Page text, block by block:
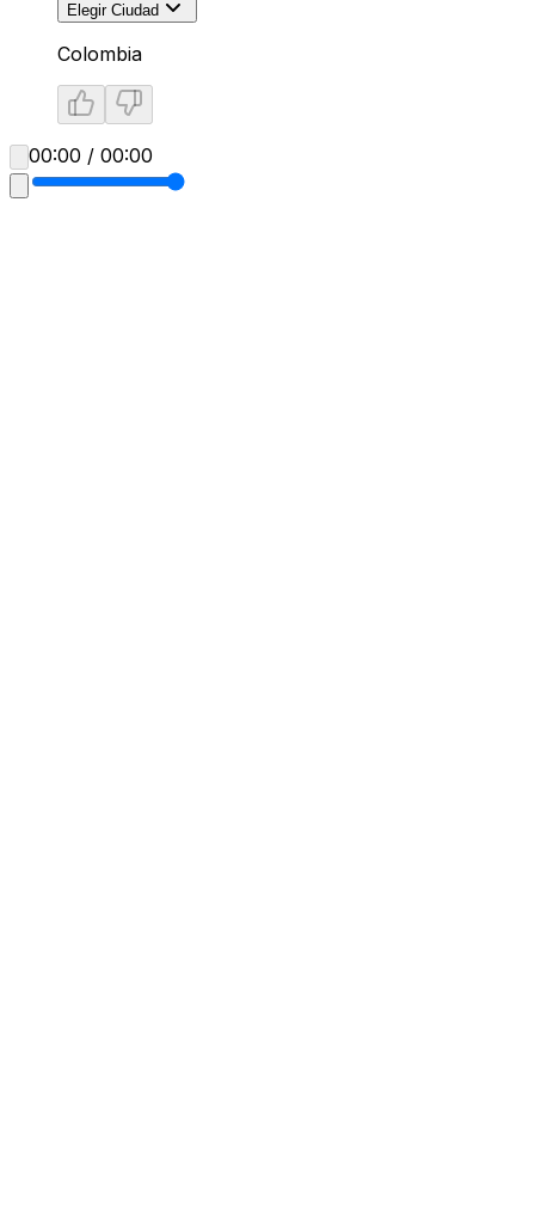
Elegir Ciudad
Colombia
00:00 / 00:00